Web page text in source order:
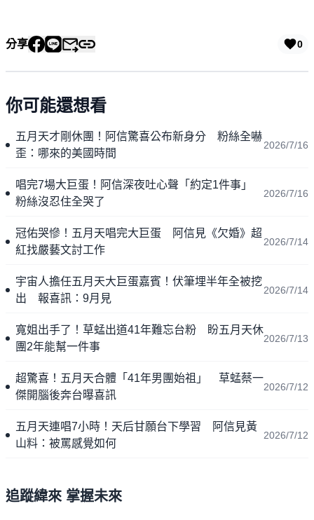
分享 0
你可能還想看
五月天才剛休團！阿信驚喜公布新身分 粉絲全嚇
歪：哪來的美國時間
2026/7/16
唱完7場大巨蛋！阿信深夜吐心聲「約定1件事」
粉絲沒忍住全哭了
2026/7/16
冠佑哭慘！五月天唱完大巨蛋 阿信見《欠婚》超
紅找嚴藝文討工作
2026/7/14
宇宙人擔任五月天大巨蛋嘉賓！伏筆埋半年全被挖
出 報喜訊：9月見
2026/7/14
寬姐出手了！草蜢出道41年難忘台粉 盼五月天休
團2年能幫一件事
2026/7/13
超驚喜！五月天合體「41年男團始祖」 草蜢蔡一
傑開腦後奔台曝喜訊
2026/7/12
五月天連唱7小時！天后甘願台下學習 阿信見黃
山料：被罵感覺如何
2026/7/12
追蹤緯來 掌握未來